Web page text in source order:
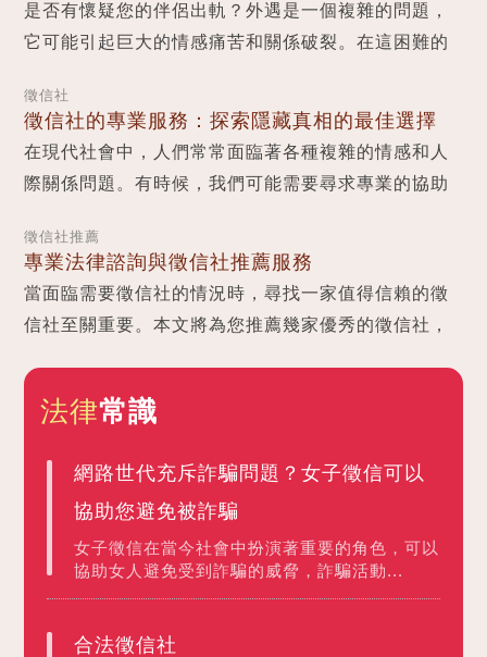
是否有懷疑您的伴侶出軌？外遇是一個複雜的問題，
它可能引起巨大的情感痛苦和關係破裂。在這困難的
徵信社
徵信社的專業服務：探索隱藏真相的最佳選擇
在現代社會中，人們常常面臨著各種複雜的情感和人
際關係問題。有時候，我們可能需要尋求專業的協助
的機構...
徵信社推薦
專業法律諮詢與徵信社推薦服務
當面臨需要徵信社的情況時，尋找一家值得信賴的徵
信社至關重要。本文將為您推薦幾家優秀的徵信社，
法律常識
網路世代充斥詐騙問題？女子徵信可以
協助您避免被詐騙
女子徵信在當今社會中扮演著重要的角色，可以
協助女人避免受到詐騙的威脅，詐騙活動...
合法徵信社